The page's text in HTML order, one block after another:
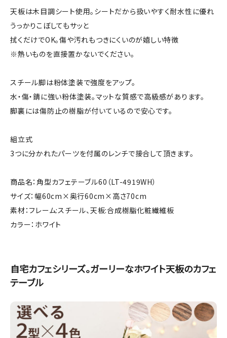
天板は木目調シート使用。シートだから扱いやすく耐水性に優れ
うっかりこぼしてもサッと
拭くだけでOK。傷や汚れもつきにくいのが嬉しい特徴
※熱いものを直接置かないでください。
スチール脚は粉体塗装で強度をアップ。
水・傷・錆に強い粉体塗装。マットな質感で高級感があります。
脚裏には傷防止の樹脂が付いているので安心です。
組立式
3つに分かれたパーツを付属のレンチで接合して頂きます。
商品名：角型カフェテーブル60（LT-4919WH）
サイズ：幅60cm×奥行60cm×高さ70cm
素材：フレーム:スチール、天板:合成樹脂化粧繊維板
カラー：ホワイト
自宅カフェシリーズ。ガーリーなホワイト天板のカフェ
テーブル